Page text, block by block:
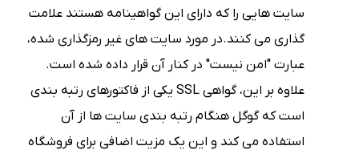
سایت هایی را که دارای این گواهینامه هستند علامت
گذاری می کنند.در مورد سایت های غیر رمزگذاری شده،
عبارت "امن نیست" در کنار آن قرار داده شده است.
علاوه بر این، گواهی SSL یکی از فاکتورهای رتبه بندی
است که گوگل هنگام رتبه بندی سایت ها از آن
استفاده می کند و این یک مزیت اضافی برای فروشگاه